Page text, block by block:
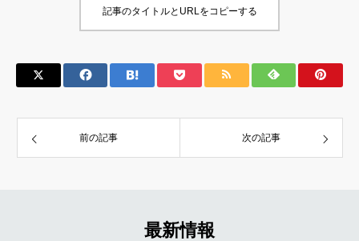
記事のタイトルとURLをコピーする
前の記事 次の記事
最新情報